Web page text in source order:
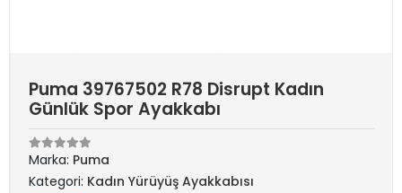
Puma 39767502 R78 Disrupt Kadın
Günlük Spor Ayakkabı
Marka: Puma
Kategori: Kadın Yürüyüş Ayakkabısı